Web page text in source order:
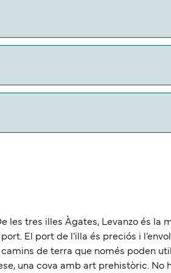
les tres illes Àgates, Levanzo és la
El port de l’illa és preciós i
de terra que només poden
una cova amb art prehistòric. No